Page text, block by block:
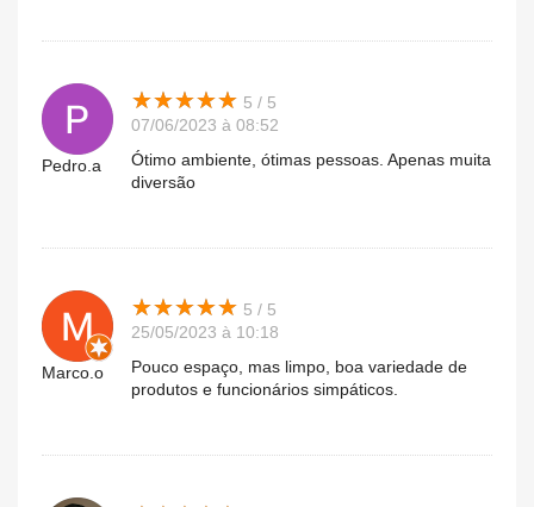
Pedro.a
★★★★★
★★★★★ 5 / 5
07/06/2023 à 08:52
Ótimo ambiente, ótimas pessoas. Apenas muita
diversão
Marco.o
★★★★★
★★★★★ 5 / 5
25/05/2023 à 10:18
Pouco espaço, mas limpo, boa variedade de
produtos e funcionários simpáticos.